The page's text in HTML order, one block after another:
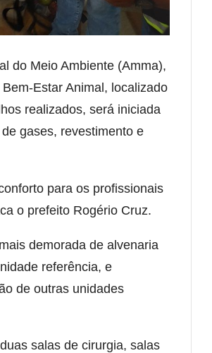
do Meio Ambiente (Amma),
Estar Animal, localizado
realizados, será iniciada
gases, revestimento e
para os profissionais
o prefeito Rogério Cruz.
demorada de alvenaria
referência, e
de outras unidades
salas de cirurgia, salas